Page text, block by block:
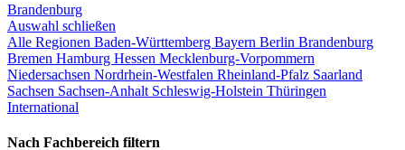
Brandenburg
Auswahl schließen
Alle Regionen Baden-Württemberg Bayern Berlin Brandenburg
Bremen Hamburg Hessen Mecklenburg-Vorpommern
Niedersachsen Nordrhein-Westfalen Rheinland-Pfalz Saarland
Sachsen Sachsen-Anhalt Schleswig-Holstein Thüringen
International
Nach Fachbereich filtern